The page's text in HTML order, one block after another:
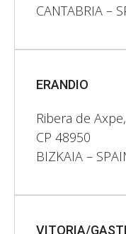
CANTABRIA –
ERANDIO
Ribera de
CP 48950
BIZKAIA –
VITORIA/